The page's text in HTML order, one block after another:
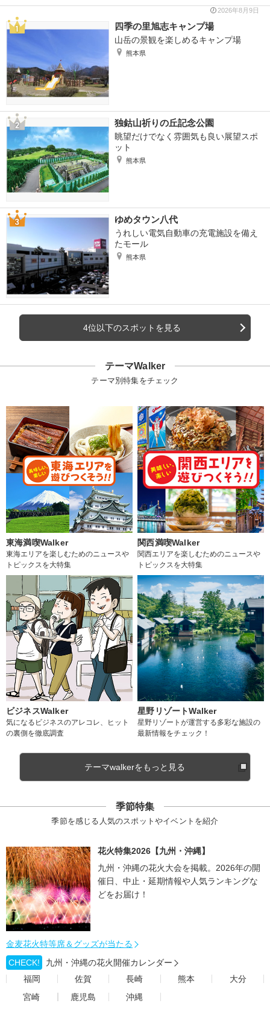
2026年8月9日
四季の里旭志キャンプ場
山岳の景観を楽しめるキャンプ場
熊本県
独鈷山祈りの丘記念公園
眺望だけでなく雰囲気も良い展望スポ
ット
熊本県
ゆめタウン八代
うれしい電気自動車の充電施設を備え
たモール
熊本県
4位以下のスポットを見る
テーマWalker
テーマ別特集をチェック
東海満喫Walker
東海エリアを楽しむためのニュースや
トピックスを大特集
関西満喫Walker
関西エリアを楽しむためのニュースや
トピックスを大特集
ビジネスWalker
気になるビジネスのアレコレ、ヒット
の裏側を徹底調査
星野リゾートWalker
星野リゾートが運営する多彩な施設の
最新情報をチェック！
テーマwalkerをもっと見る
季節特集
季節を感じる人気のスポットやイベントを紹介
花火特集2026【九州・沖縄】
九州・沖縄の花火大会を掲載。2026年の開
催日、中止・延期情報や人気ランキングな
どをお届け！
金麦花火特等席＆グッズが当たる
CHECK!
九州・沖縄の花火開催カレンダー
福岡
佐賀 長崎 熊本
大分
宮崎
鹿児島 沖縄